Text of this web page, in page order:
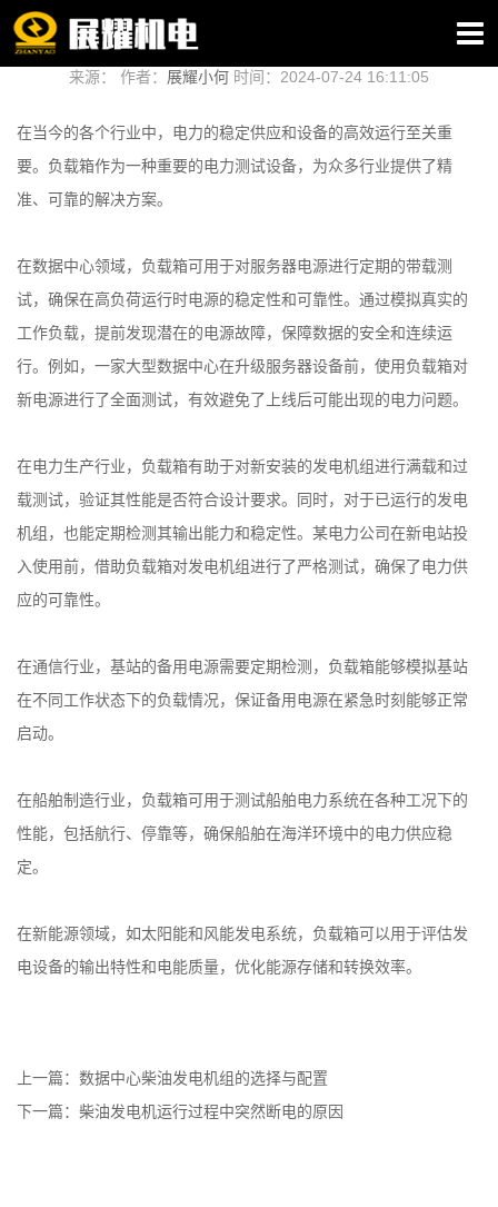
负载箱：满足多行业需求的电力解决方案
来源： 作者： 展耀小何 时间：2024-07-24 16:11:05
在当今的各个行业中，电力的稳定供应和设备的高效运行至关重
要。负载箱作为一种重要的电力测试设备，为众多行业提供了精
准、可靠的解决方案。
在数据中心领域，负载箱可用于对服务器电源进行定期的带载测
试，确保在高负荷运行时电源的稳定性和可靠性。通过模拟真实的
工作负载，提前发现潜在的电源故障，保障数据的安全和连续运
行。例如，一家大型数据中心在升级服务器设备前，使用负载箱对
新电源进行了全面测试，有效避免了上线后可能出现的电力问题。
在电力生产行业，负载箱有助于对新安装的发电机组进行满载和过
载测试，验证其性能是否符合设计要求。同时，对于已运行的发电
机组，也能定期检测其输出能力和稳定性。某电力公司在新电站投
入使用前，借助负载箱对发电机组进行了严格测试，确保了电力供
应的可靠性。
在通信行业，基站的备用电源需要定期检测，负载箱能够模拟基站
在不同工作状态下的负载情况，保证备用电源在紧急时刻能够正常
启动。
在船舶制造行业，负载箱可用于测试船舶电力系统在各种工况下的
性能，包括航行、停靠等，确保船舶在海洋环境中的电力供应稳
定。
在新能源领域，如太阳能和风能发电系统，负载箱可以用于评估发
电设备的输出特性和电能质量，优化能源存储和转换效率。
上一篇： 数据中心柴油发电机组的选择与配置
下一篇： 柴油发电机运行过程中突然断电的原因